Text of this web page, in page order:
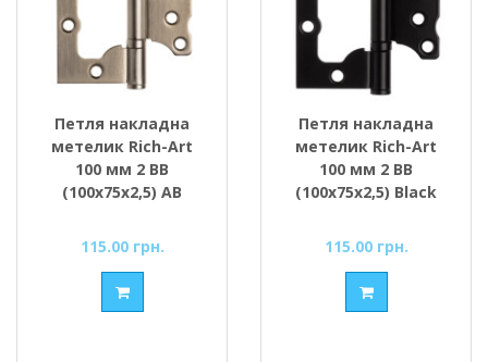
Петля накладна
метелик Rich-Art
100 мм 2 ВВ
(100х75х2,5) AB
115.00 грн.
Петля накладна
метелик Rich-Art
100 мм 2 ВВ
(100х75х2,5) Black
115.00 грн.